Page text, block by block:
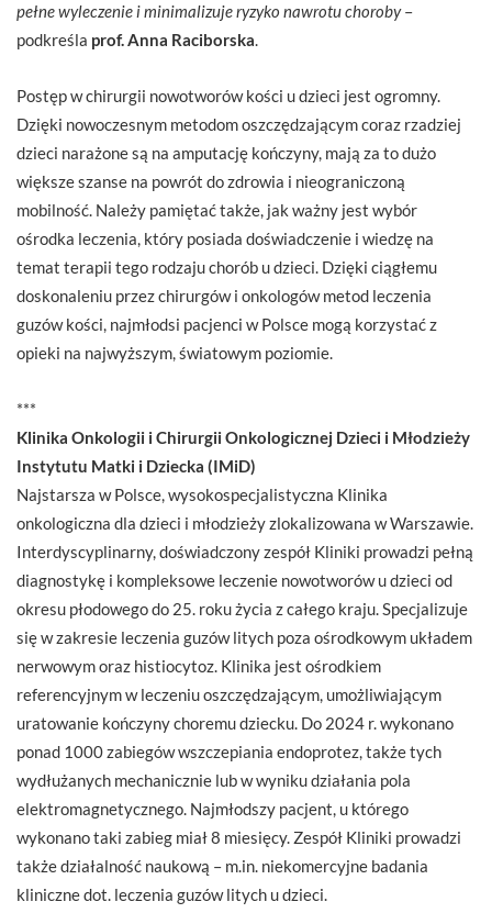
pełne wyleczenie i minimalizuje ryzyko nawrotu choroby–
podkreśla prof. Anna Raciborska.
Postęp w chirurgii nowotworów kości u dzieci jest ogromny.
Dzięki nowoczesnym metodom oszczędzającym coraz rzadziej
dzieci narażone są na amputację kończyny, mają za to dużo
większe szanse na powrót do zdrowia i nieograniczoną
mobilność. Należy pamiętać także, jak ważny jest wybór
ośrodka leczenia, który posiada doświadczenie i wiedzę na
temat terapii tego rodzaju chorób u dzieci. Dzięki ciągłemu
doskonaleniu przez chirurgów i onkologów metod leczenia
guzów kości, najmłodsi pacjenci w Polsce mogą korzystać z
opieki na najwyższym, światowym poziomie.
***
Klinika Onkologii i Chirurgii Onkologicznej Dzieci i Młodzieży
Instytutu Matki i Dziecka (IMiD)
Najstarsza w Polsce, wysokospecjalistyczna Klinika
onkologiczna dla dzieci i młodzieży zlokalizowana w Warszawie.
Interdyscyplinarny, doświadczony zespół Kliniki prowadzi pełną
diagnostykę i kompleksowe leczenie nowotworów u dzieci od
okresu płodowego do 25. roku życia z całego kraju. Specjalizuje
się w zakresie leczenia guzów litych poza ośrodkowym układem
nerwowym oraz histiocytoz. Klinika jest ośrodkiem
referencyjnym w leczeniu oszczędzającym, umożliwiającym
uratowanie kończyny choremu dziecku. Do 2024 r. wykonano
ponad 1000 zabiegów wszczepiania endoprotez, także tych
wydłużanych mechanicznie lub w wyniku działania pola
elektromagnetycznego. Najmłodszy pacjent, u którego
wykonano taki zabieg miał 8 miesięcy. Zespół Kliniki prowadzi
także działalność naukową – m.in. niekomercyjne badania
kliniczne dot. leczenia guzów litych u dzieci.